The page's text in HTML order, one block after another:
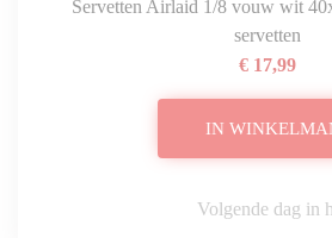
Servetten Airlaid 1/8 vouw wit
servetten
€ 17,99
IN
Volgende dag in